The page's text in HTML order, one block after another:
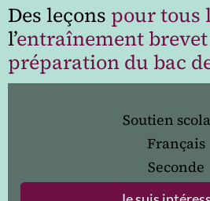
Des leçons pour tous
l’entraînement brevet
préparation du bac
Soutien
Français
Seconde